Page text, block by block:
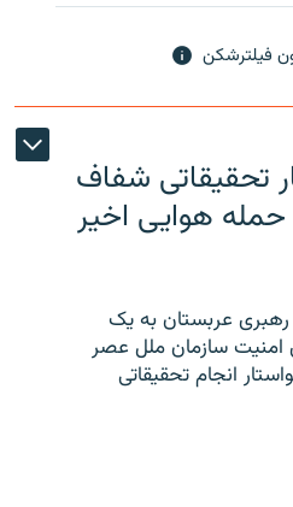
فیلترشکن
تحقیقاتی شفاف
حمله هوایی اخیر
عربستان به یک
امنیت سازمان ملل عصر
انجام تحقیقاتی